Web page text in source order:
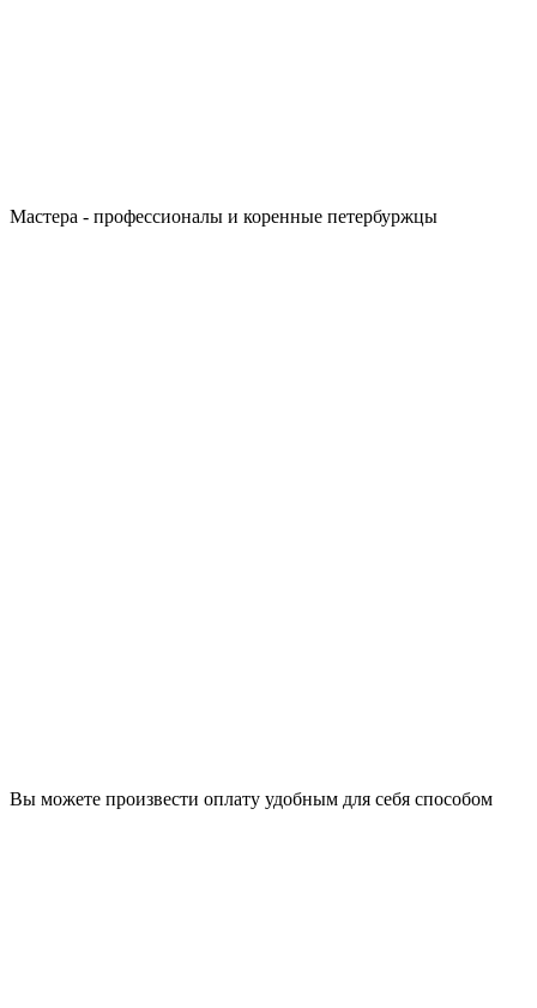
Мастера - профессионалы и коренные петербуржцы
Вы можете произвести оплату удобным для себя способом